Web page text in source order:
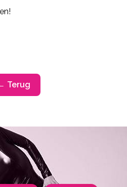
Terug